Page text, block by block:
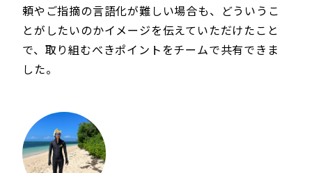
頼やご指摘の言語化が難しい場合も、どういうこ
とがしたいのかイメージを伝えていただけたこと
で、取り組むべきポイントをチームで共有できま
した。